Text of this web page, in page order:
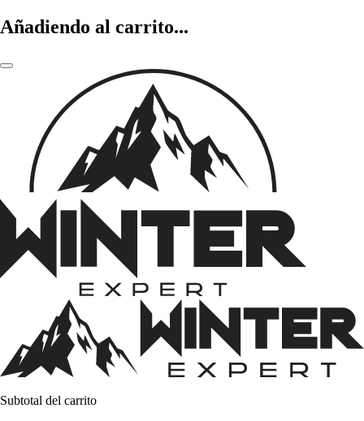
Añadiendo al carrito...
Subtotal del carrito